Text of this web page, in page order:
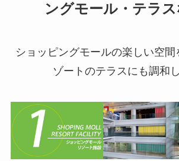
ングモール・テラ
ショッピングモールの楽しい空間
ゾートのテラスにも調和し